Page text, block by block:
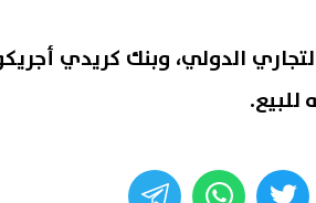
الدولي، وبنك كريدي